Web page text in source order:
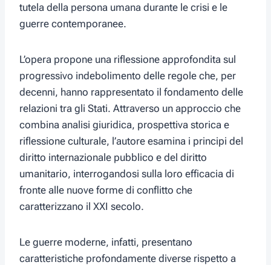
tutela della persona umana durante le crisi e le
guerre contemporanee.
L’opera propone una riflessione approfondita sul
progressivo indebolimento delle regole che, per
decenni, hanno rappresentato il fondamento delle
relazioni tra gli Stati. Attraverso un approccio che
combina analisi giuridica, prospettiva storica e
riflessione culturale, l’autore esamina i principi del
diritto internazionale pubblico e del diritto
umanitario, interrogandosi sulla loro efficacia di
fronte alle nuove forme di conflitto che
caratterizzano il XXI secolo.
Le guerre moderne, infatti, presentano
caratteristiche profondamente diverse rispetto a